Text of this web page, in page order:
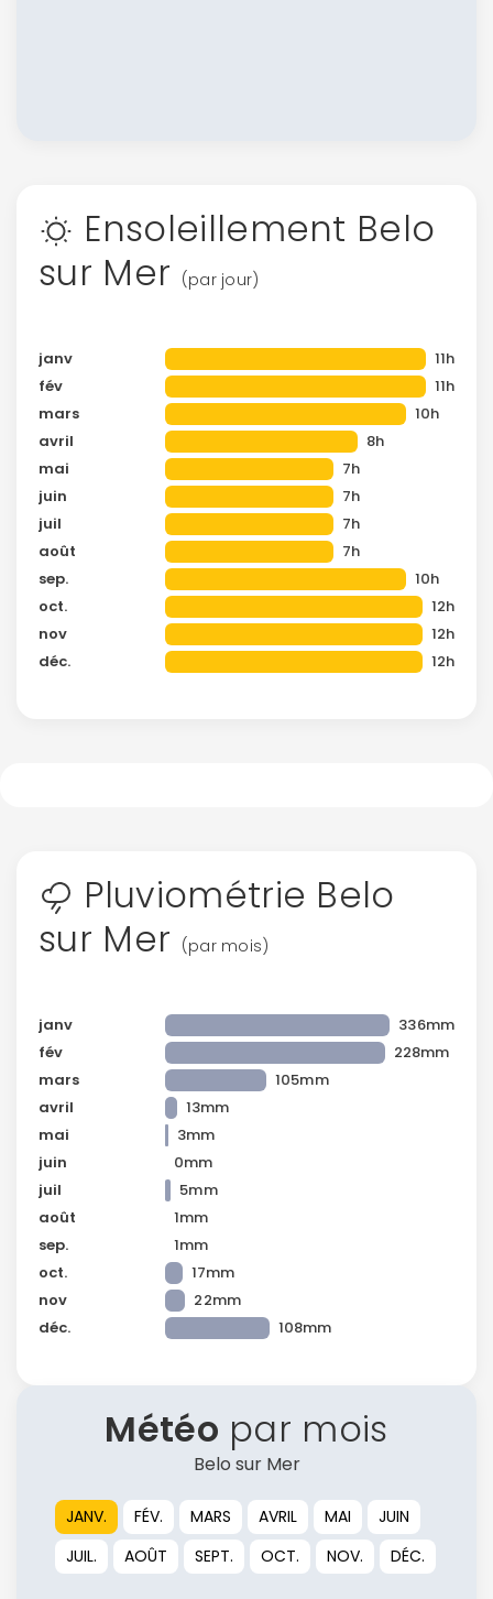
Ensoleillement Belo
sur Mer (par jour)
janv
11h
fév
11h
mars
10h
avril
8h
mai
7h
juin
7h
juil
7h
août
7h
sep.
10h
oct.
12h
nov
12h
déc.
12h
Pluviométrie Belo
sur Mer (par mois)
janv
336mm
fév
228mm
mars
105mm
avril
13mm
mai
3mm
juin
0mm
juil
5mm
août
1mm
sep.
1mm
oct.
17mm
nov
22mm
déc.
108mm
Météo par mois
Belo sur Mer
JANV. FÉV. MARS AVRIL MAI
JUIN
JUIL.
AOÛT SEPT. OCT. NOV. DÉC.